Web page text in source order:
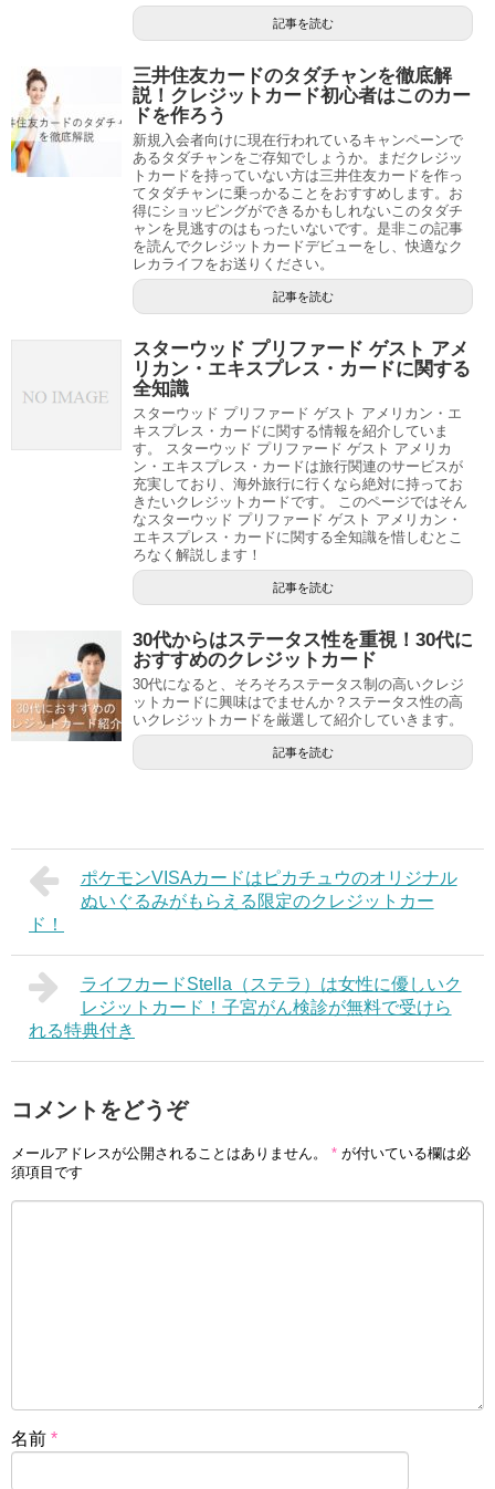
記事を読む
三井住友カードのタダチャンを徹底解
説！クレジットカード初心者はこのカー
ドを作ろう
新規入会者向けに現在行われているキャンペーンで
あるタダチャンをご存知でしょうか。まだクレジッ
トカードを持っていない方は三井住友カードを作っ
てタダチャンに乗っかることをおすすめします。お
得にショッピングができるかもしれないこのタダチ
ャンを見逃すのはもったいないです。是非この記事
を読んでクレジットカードデビューをし、快適なク
レカライフをお送りください。
記事を読む
スターウッド プリファード ゲスト アメ
リカン・エキスプレス・カードに関する
全知識
スターウッド プリファード ゲスト アメリカン・エ
キスプレス・カードに関する情報を紹介していま
す。 スターウッド プリファード ゲスト アメリカ
ン・エキスプレス・カードは旅行関連のサービスが
充実しており、海外旅行に行くなら絶対に持ってお
きたいクレジットカードです。 このページではそん
なスターウッド プリファード ゲスト アメリカン・
エキスプレス・カードに関する全知識を惜しむとこ
ろなく解説します！
記事を読む
30代からはステータス性を重視！30代に
おすすめのクレジットカード
30代になると、そろそろステータス制の高いクレジ
ットカードに興味はでませんか？ステータス性の高
いクレジットカードを厳選して紹介していきます。
記事を読む
ポケモンVISAカードはピカチュウのオリジナル
ぬいぐるみがもらえる限定のクレジットカー
ド！
ライフカードStella（ステラ）は女性に優しいク
レジットカード！子宮がん検診が無料で受けら
れる特典付き
コメントをどうぞ
メールアドレスが公開されることはありません。 * が付いている欄は必
須項目です
名前 *